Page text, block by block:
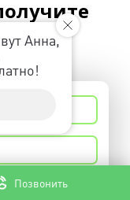
Позвонить
Анна,